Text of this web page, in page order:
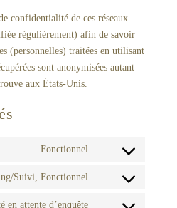
confidentialité de ces réseaux
régulièrement) afin de savoir
(personnelles) traitées en utilisant
sont anonymisées autant
aux États-Unis.
Fonctionnel
Consent
wordpress
Suivi, Fonctionnel
Consent
en attente d’enquête